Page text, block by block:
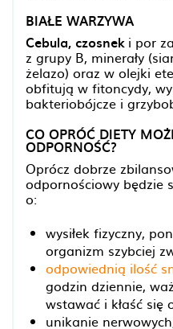
BIAŁE WARZYWA
Cebula, czosneki por
z grupy B, minerały
żelazo) oraz w olejki
obfitują w fitoncydy,
bakteriobójcze i
CO OPRÓĆ DIETY
ODPORNOŚĆ?
Oprócz dobrze
odpornościowy będzie
o:
wysiłek fizyczny,
organizm szybciej
odpowiednią ilość
godzin dziennie,
wstawać i kłaść się
unikanie